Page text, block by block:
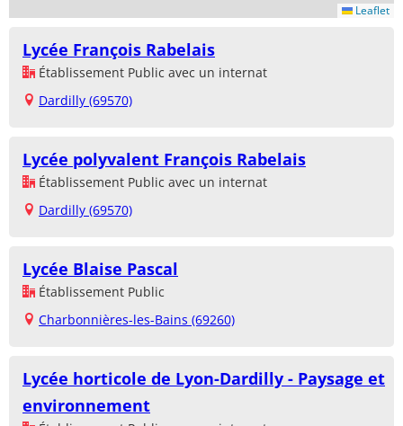
Leaflet
Lycée François Rabelais
Établissement Public avec un internat
Dardilly (69570)
Lycée polyvalent François Rabelais
Établissement Public avec un internat
Dardilly (69570)
Lycée Blaise Pascal
Établissement Public
Charbonnières-les-Bains (69260)
Lycée horticole de Lyon-Dardilly - Paysage et
environnement